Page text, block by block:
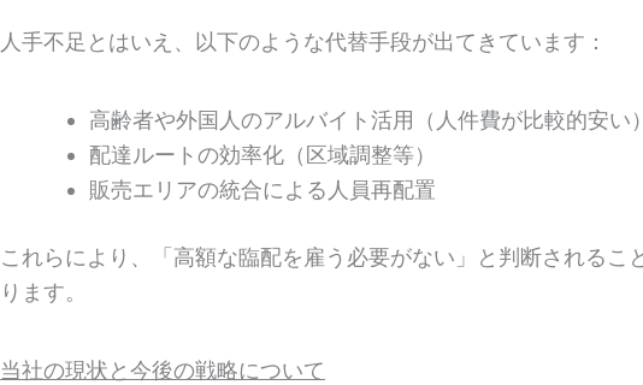
人手不足とはいえ、以下のような代替手段が出てきています：
高齢者や外国人のアルバイト活用（人件費が比較的安い）
配達ルートの効率化（区域調整等）
販売エリアの統合による人員再配置
これらにより、「高額な臨配を雇う必要がない」と判断されるこ
ります。
当社の現状と今後の戦略について